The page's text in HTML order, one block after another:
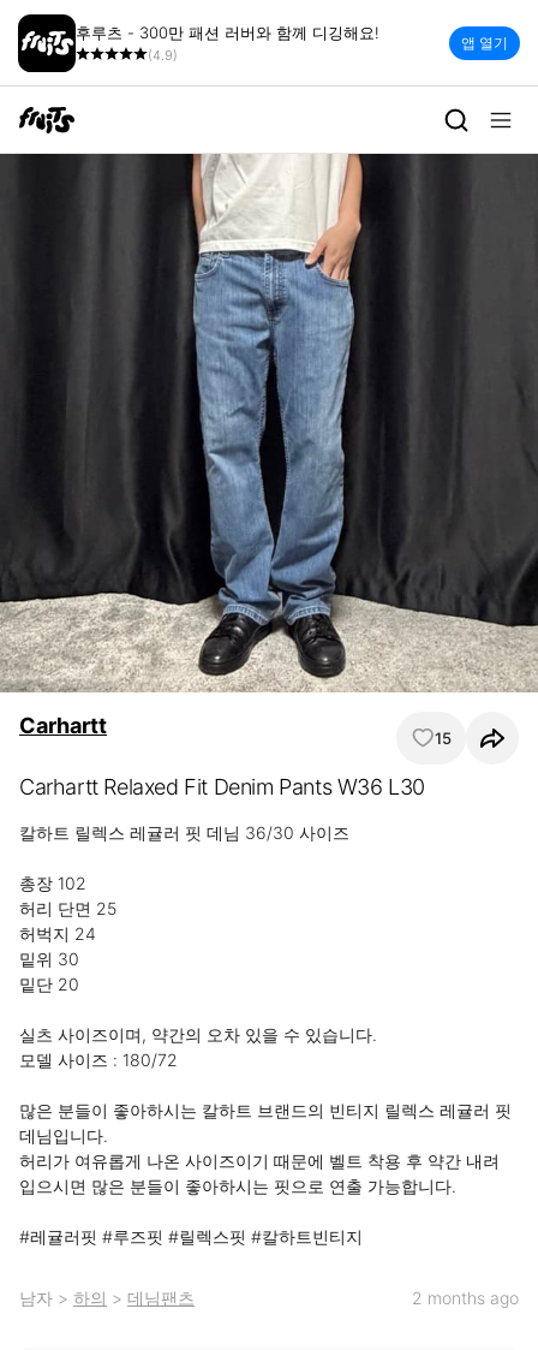
후루츠 - 300만 패션 러버와 함께 디깅해요!
(4.9)
앱 열기
Carhartt 15
Carhartt Relaxed Fit Denim Pants W36 L30
칼하트 릴렉스 레귤러 핏 데님 36/30 사이즈
총장 102
허리 단면 25
허벅지 24
밑위 30
밑단 20
실츠 사이즈이며, 약간의 오차 있을 수 있습니다.
모델 사이즈 : 180/72
많은 분들이 좋아하시는 칼하트 브랜드의 빈티지 릴렉스 레귤러 핏
데님입니다.
허리가 여유롭게 나온 사이즈이기 때문에 벨트 착용 후 약간 내려
입으시면 많은 분들이 좋아하시는 핏으로 연출 가능합니다.
#레귤러핏 #루즈핏 #릴렉스핏 #칼하트빈티지
남자 > 하의 > 데님팬츠 2 months ago